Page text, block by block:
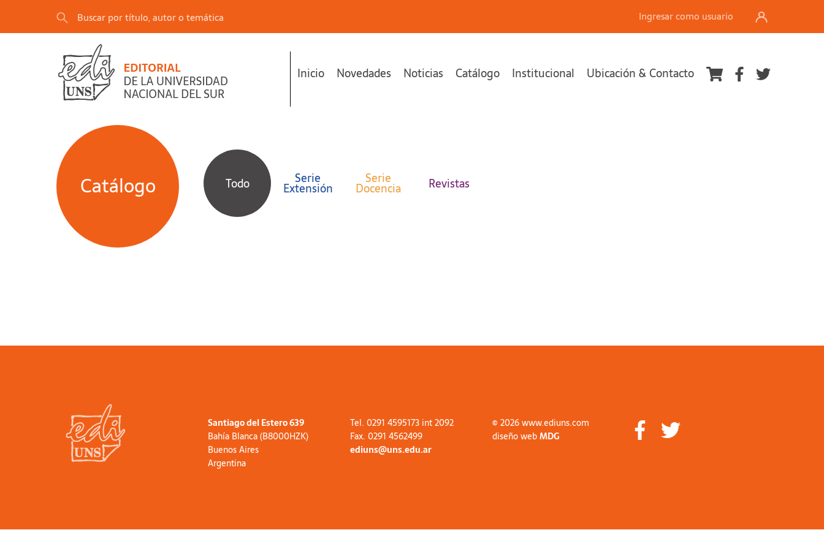
Ingresar como usuario
Inicio Novedades Noticias Catálogo Institucional Ubicación & Contacto
Catálogo Todo Serie
Extensión
Serie
Docencia Revistas
Santiago del Estero 639
Bahía Blanca (B8000HZK)
Buenos Aires
Argentina
Tel. 0291 4595173 int 2092
Fax. 0291 4562499
ediuns@uns.edu.ar
© 2026 www.ediuns.com
diseño webMDG